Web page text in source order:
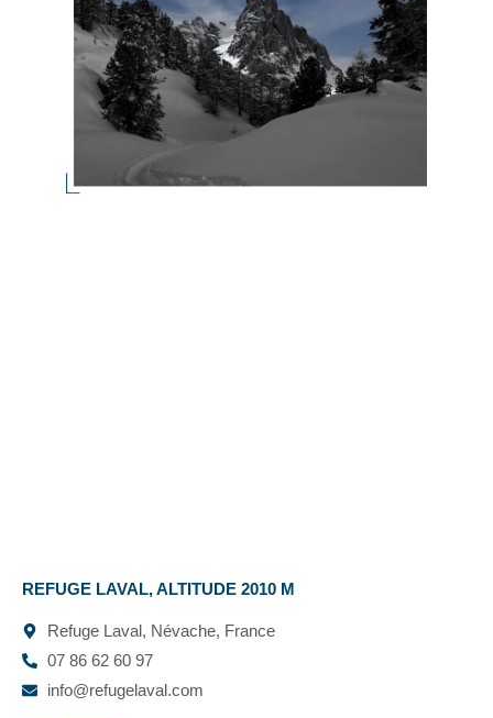
REFUGE LAVAL, ALTITUDE 2010 M
Refuge Laval, Névache, France
07 86 62 60 97
info@refugelaval.com